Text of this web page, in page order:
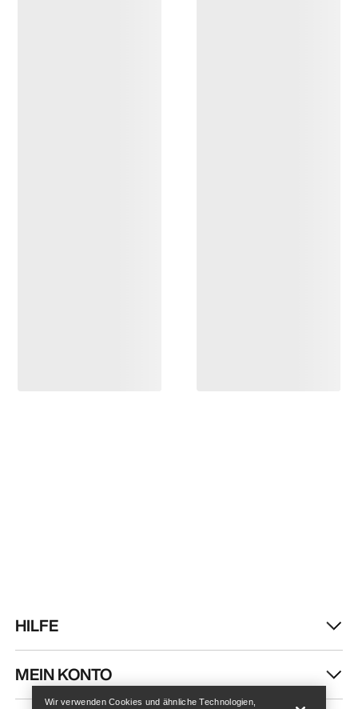
Help
HILFE
MEIN KONTO
Wir verwenden Cookies und ähnliche Technologien,